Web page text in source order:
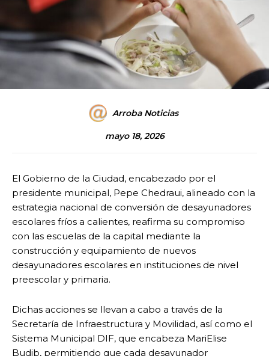
Arroba Noticias
mayo 18, 2026
El Gobierno de la Ciudad, encabezado por el
presidente municipal, Pepe Chedraui, alineado con la
estrategia nacional de conversión de desayunadores
escolares fríos a calientes, reafirma su compromiso
con las escuelas de la capital mediante la
construcción y equipamiento de nuevos
desayunadores escolares en instituciones de nivel
preescolar y primaria.
Dichas acciones se llevan a cabo a través de la
Secretaría de Infraestructura y Movilidad, así como el
Sistema Municipal DIF, que encabeza MariElise
Budib, permitiendo que cada desayunador